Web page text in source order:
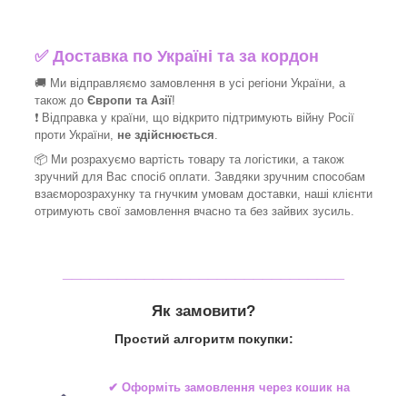
✅Доставка по Україні та за кордон
🚚 Ми відправляємо замовлення в усі регіони України, а
також до Європи та Азії!
❗ Відправка у країни, що відкрито підтримують війну Росії
проти України, не здійснюється.
📦 Ми розрахуємо вартість товару та логістики, а також
зручний для Вас спосіб оплати. Завдяки зручним способам
взаєморозрахунку та гнучким умовам доставки, наші клієнти
отримують свої замовлення вчасно та без зайвих зусиль.
Як замовити?
Простий алгоритм покупки:
✔ Оформіть замовлення через кошик на